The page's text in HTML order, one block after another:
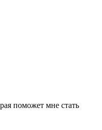
поможет мне стать